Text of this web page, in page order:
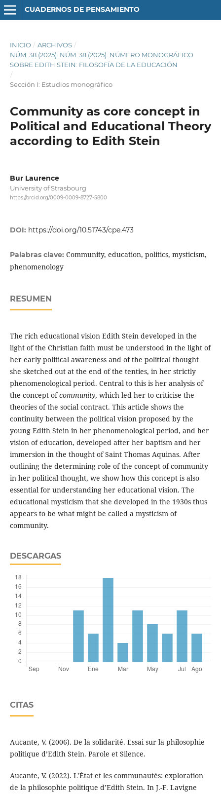
CUADERNOS DE PENSAMIENTO
INICIO / ARCHIVOS /
NÚM. 38 (2025): NÚM. 38 (2025): NÚMERO MONOGRÁFICO
SOBRE EDITH STEIN: FILOSOFÍA DE LA EDUCACIÓN
/
Sección I: Estudios monográfico
Community as core concept in
Political and Educational Theory
according to Edith Stein
Bur Laurence
University of Strasbourg
https://orcid.org/0009-0009-8727-5800
DOI: https://doi.org/10.51743/cpe.473
Palabras clave: Community, education, politics, mysticism,
phenomenology
RESUMEN
The rich educational vision Edith Stein developed in the
light of the Christian faith must be understood in the light of
her early political awareness and of the political thought
she sketched out at the end of the tenties, in her strictly
phenomenological period. Central to this is her analysis of
the concept ofcommunity, which led her to criticise the
theories of the social contract. This article shows the
continuity between the political vision proposed by the
young Edith Stein in her phenomenological period, and her
vision of education, developed after her baptism and her
immersion in the thought of Saint Thomas Aquinas. After
outlining the determining role of the concept of community
in her political thought, we show how this concept is also
essential for understanding her educational vision. The
educational mysticism that she developed in the 1930s thus
appears to be what might be called a mysticism of
community.
DESCARGAS
CITAS
Aucante, V. (2006). De la solidarité. Essai sur la philosophie
politique d’Edith Stein. Parole et Silence.
Aucante, V. (2022). L’État et les communautés: exploration
de la philosophie politique d’Edith Stein. In J.-F. Lavigne